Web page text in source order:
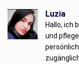
Luzia
Hallo, ich
und